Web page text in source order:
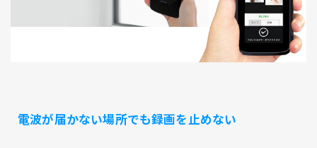
電波が届かない場所でも録画を止めない